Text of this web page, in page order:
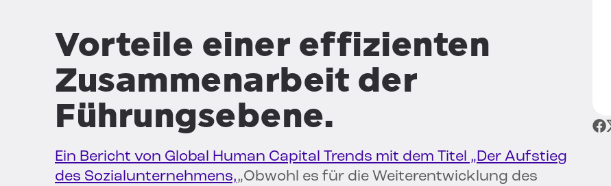
Vorteile einer effizienten
Zusammenarbeit der
Führungsebene.
Ein Bericht von Global Human Capital Trends mit dem Titel „Der Aufstieg
des Sozialunternehmens,„Obwohl es für die Weiterentwicklung des